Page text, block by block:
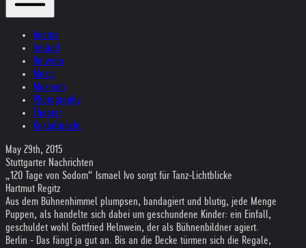
Austria
Ireland
Helvetia
Music
Museum
Photography
Theater
Kristallnacht
May 29th, 2015
Stuttgarter Nachrichten
„120 Tage von Sodom“ Ismael Ivo sorgt für Tanz-Lichtblicke
Hartmut Regitz
Aus dem Bühnenhimmel plumpsen, bandagiert und blutig, jede Menge
Puppen, als handelte sich dabei um geschundene Kinder: ein Einfall,
geschuldet wohl Gottfried Helnwein, der als Bühnenbildner agiert.
Berlin - Das fängt ja gut an. Bis an die Decke türmen sich die Regale,